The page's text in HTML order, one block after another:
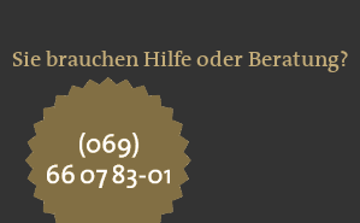
Sie brauchen Hilfe oder Beratung?